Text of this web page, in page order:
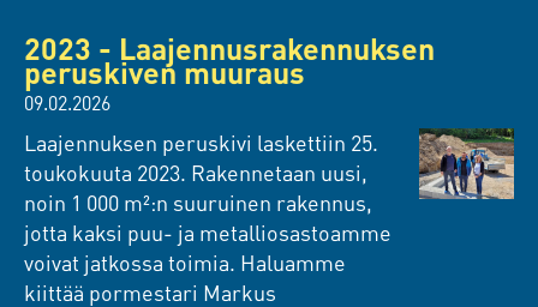
2023 - Laajennusrakennuksen
peruskiven muuraus
09.02.2026
Laajennuksen peruskivi laskettiin 25.
toukokuuta 2023. Rakennetaan uusi,
noin 1 000 m²:n suuruinen rakennus,
jotta kaksi puu- ja metalliosastoamme
voivat jatkossa toimia. Haluamme
kiittää pormestari Markus